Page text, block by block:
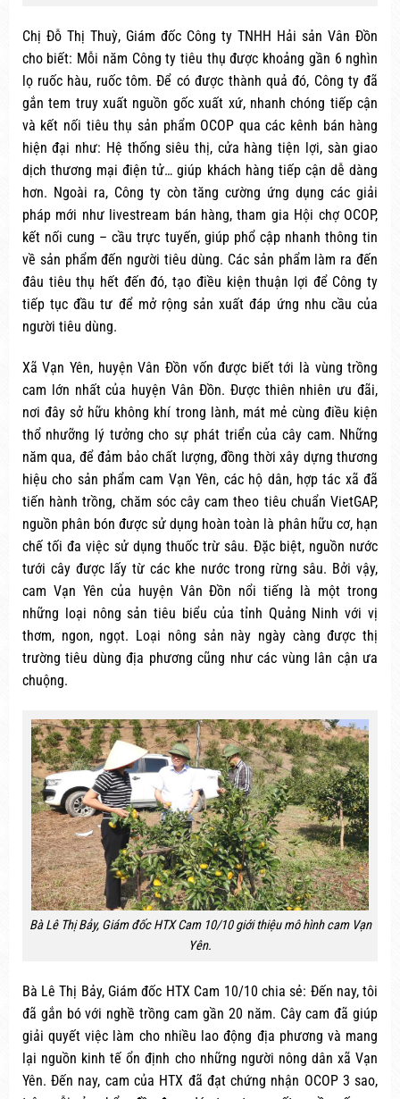
Chị Đỗ Thị Thuỳ, Giám đốc Công ty TNHH Hải sản Vân Đồn
cho biết: Mỗi năm Công ty tiêu thụ được khoảng gần 6 nghìn
lọ ruốc hàu, ruốc tôm. Để có được thành quả đó, Công ty đã
gắn tem truy xuất nguồn gốc xuất xứ, nhanh chóng tiếp cận
và kết nối tiêu thụ sản phẩm OCOP qua các kênh bán hàng
hiện đại như: Hệ thống siêu thị, cửa hàng tiện lợi, sàn giao
dịch thương mại điện tử… giúp khách hàng tiếp cận dễ dàng
hơn. Ngoài ra, Công ty còn tăng cường ứng dụng các giải
pháp mới như livestream bán hàng, tham gia Hội chợ OCOP,
kết nối cung – cầu trực tuyến, giúp phổ cập nhanh thông tin
về sản phẩm đến người tiêu dùng. Các sản phẩm làm ra đến
đâu tiêu thụ hết đến đó, tạo điều kiện thuận lợi để Công ty
tiếp tục đầu tư để mở rộng sản xuất đáp ứng nhu cầu của
người tiêu dùng.
Xã Vạn Yên, huyện Vân Đồn vốn được biết tới là vùng trồng
cam lớn nhất của huyện Vân Đồn. Được thiên nhiên ưu đãi,
nơi đây sở hữu không khí trong lành, mát mẻ cùng điều kiện
thổ nhưỡng lý tưởng cho sự phát triển của cây cam. Những
năm qua, để đảm bảo chất lượng, đồng thời xây dựng thương
hiệu cho sản phẩm cam Vạn Yên, các hộ dân, hợp tác xã đã
tiến hành trồng, chăm sóc cây cam theo tiêu chuẩn VietGAP,
nguồn phân bón được sử dụng hoàn toàn là phân hữu cơ, hạn
chế tối đa việc sử dụng thuốc trừ sâu. Đặc biệt, nguồn nước
tưới cây được lấy từ các khe nước trong rừng sâu. Bởi vậy,
cam Vạn Yên của huyện Vân Đồn nổi tiếng là một trong
những loại nông sản tiêu biểu của tỉnh Quảng Ninh với vị
thơm, ngon, ngọt. Loại nông sản này ngày càng được thị
trường tiêu dùng địa phương cũng như các vùng lân cận ưa
chuộng.
Bà Lê Thị Bảy, Giám đốc HTX Cam 10/10 giới thiệu mô hình cam Vạn
Yên.
Bà Lê Thị Bảy, Giám đốc HTX Cam 10/10 chia sẻ: Đến nay, tôi
đã gắn bó với nghề trồng cam gần 20 năm. Cây cam đã giúp
giải quyết việc làm cho nhiều lao động địa phương và mang
lại nguồn kinh tế ổn định cho những người nông dân xã Vạn
Yên. Đến nay, cam của HTX đã đạt chứng nhận OCOP 3 sao,